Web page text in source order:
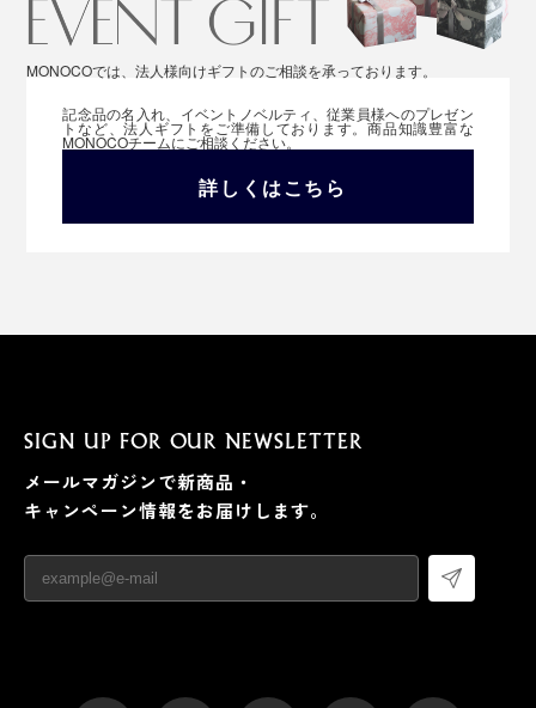
MONOCOでは、法人様向けギフトのご相談を承っております。
記念品の名入れ、イベントノベルティ、従業員様へのプレゼン
トなど、法人ギフトをご準備しております。商品知識豊富な
MONOCOチームにご相談ください。
詳しくはこちら
SIGN UP FOR OUR NEWSLETTER
メールマガジンで新商品・
キャンペーン情報をお届けします。